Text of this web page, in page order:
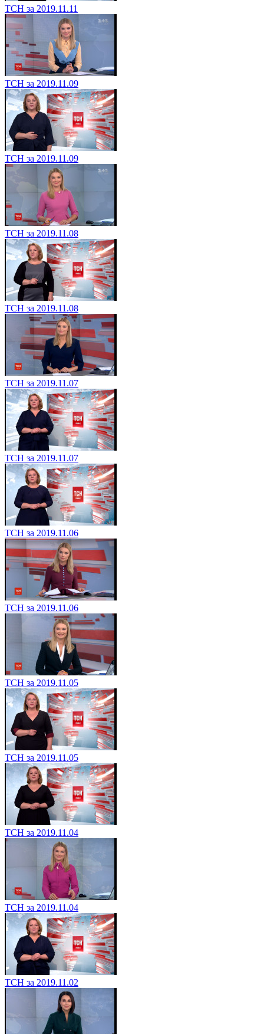
ТСН за 2019.11.11
ТСН за 2019.11.09
ТСН за 2019.11.09
ТСН за 2019.11.08
ТСН за 2019.11.08
ТСН за 2019.11.07
ТСН за 2019.11.07
ТСН за 2019.11.06
ТСН за 2019.11.06
ТСН за 2019.11.05
ТСН за 2019.11.05
ТСН за 2019.11.04
ТСН за 2019.11.04
ТСН за 2019.11.02